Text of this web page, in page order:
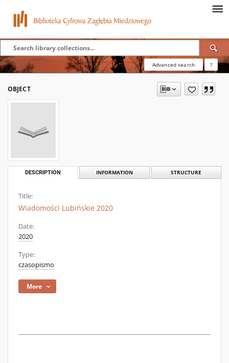
Advanced search ?
OBJECT
DESCRIPTION INFORMATION STRUCTURE
Title:
Wiadomości Lubińskie 2020
Date:
2020
Type:
czasopismo
More